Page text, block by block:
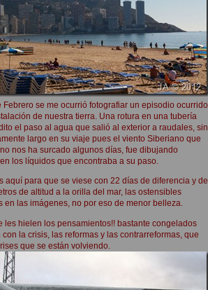
Febrero se me ocurrió fotografiar un episodio ocurrido
de nuestra tierra. Una rotura en una tubería
el paso al agua que salió al exterior a raudales, sin
largo en su viaje pues el viento Siberiano que
nos ha surcado algunos días, fue dibujando
los líquidos que encontraba a su paso.
aquí para que se viese con 22 días de diferencia y de
de altitud a la orilla del mar, las ostensibles
en las imágenes, no por eso de menor belleza.
les hielen los pensamientos!! bastante congelados
la crisis, las reformas y las contrarreformas, que
que se están volviendo.